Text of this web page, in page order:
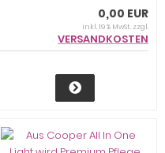
0,00 EUR
inkl. 19 % MwSt. zzgl.
VERSANDKOSTEN